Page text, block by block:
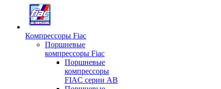
Компрессоры Fiac
Поршневые
компрессоры Fiac
Поршневые
компрессоры
FIAC серии AB